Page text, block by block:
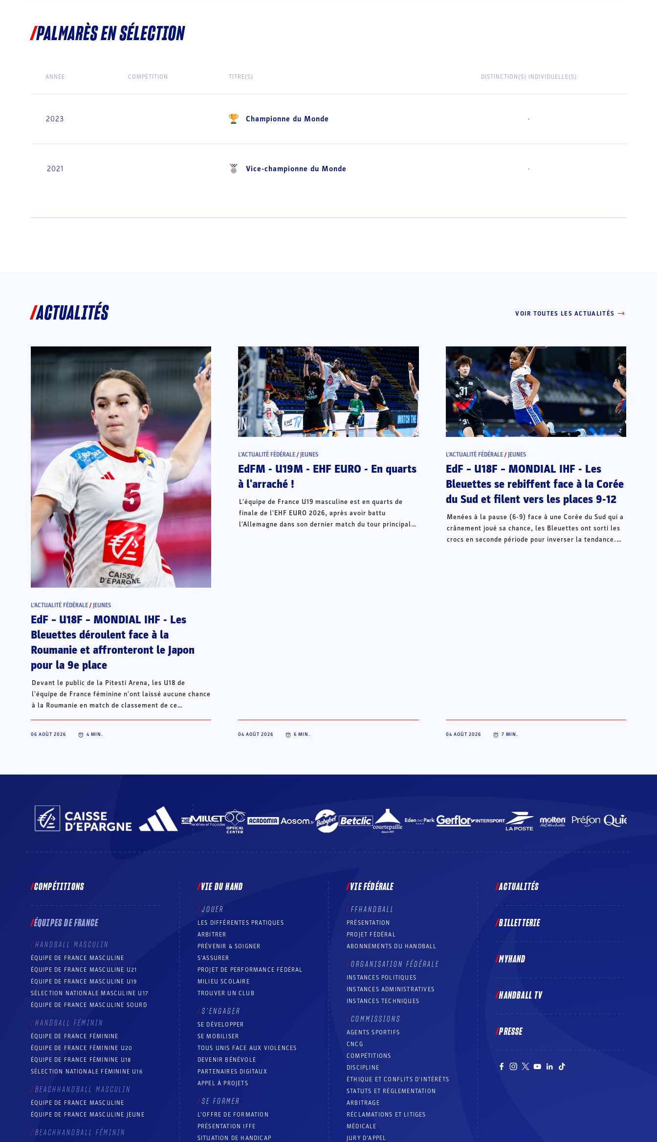
PALMARÈS EN SÉLECTION
ANNÉE COMPÉTITION TITRE(S) DISTINCTION(S) INDIVIDUELLE(S)
2023 Championne du Monde -
2021 Vice-championne du Monde -
ACTUALITÉS VOIR TOUTES LES ACTUALITÉS
L’ACTUALITÉ FÉDÉRALE / JEUNES
EdF – U18F – MONDIAL IHF - Les
Bleuettes déroulent face à la
Roumanie et affronteront le Japon
pour la 9e place
Devant le public de la Pitesti Arena, les U18 de
l'équipe de France féminine n'ont laissé aucune chance
à la Roumanie en match de classement de ce
et défiera le Japon ce vendredi (13h en direct sur
06 AOÛT 2026 4 MIN.
L’ACTUALITÉ FÉDÉRALE / JEUNES
EdFM - U19M - EHF EURO - En quarts
à l'arraché !
L'équipe de France U19 masculine est en quarts de
finale de l'EHF EURO 2026, après avoir battu
l'Allemagne dans son dernier match du tour principal
04 AOÛT 2026 6 MIN.
L’ACTUALITÉ FÉDÉRALE / JEUNES
EdF – U18F – MONDIAL IHF - Les
Bleuettes se rebiffent face à la Corée
du Sud et filent vers les places 9-12
Menées à la pause (6-9) face à une Corée du Sud qui a
crânement joué sa chance, les Bleuettes ont sorti les
crocs en seconde période pour inverser la tendance.
04 AOÛT 2026 7 MIN.
COMPÉTITIONS
ÉQUIPES DE FRANCE
HANDBALL MASCULIN
ÉQUIPE DE FRANCE MASCULINE
ÉQUIPE DE FRANCE MASCULINE U21
ÉQUIPE DE FRANCE MASCULINE U19
SÉLECTION NATIONALE MASCULINE U17
ÉQUIPE DE FRANCE MASCULINE SOURD
HANDBALL FÉMININ
ÉQUIPE DE FRANCE FÉMININE
ÉQUIPE DE FRANCE FÉMININE U20
ÉQUIPE DE FRANCE FÉMININE U18
SÉLECTION NATIONALE FÉMININE U16
BEACHHANDBALL MASCULIN
ÉQUIPE DE FRANCE MASCULINE
ÉQUIPE DE FRANCE MASCULINE JEUNE
BEACHHANDBALL FÉMININ
VIE DU HAND
JOUER
LES DIFFÉRENTES PRATIQUES
ARBITRER
PRÉVENIR & SOIGNER
S’ASSURER
PROJET DE PERFORMANCE FÉDÉRAL
MILIEU SCOLAIRE
TROUVER UN CLUB
S’ENGAGER
SE DÉVELOPPER
SE MOBILISER
TOUS UNIS FACE AUX VIOLENCES
DEVENIR BÉNÉVOLE
PARTENAIRES DIGITAUX
APPEL À PROJETS
SE FORMER
L’OFFRE DE FORMATION
PRÉSENTATION IFFE
SITUATION DE HANDICAP
VIE FÉDÉRALE
FFHANDBALL
PRÉSENTATION
PROJET FÉDÉRAL
ABONNEMENTS DU HANDBALL
ORGANISATION FÉDÉRALE
INSTANCES POLITIQUES
INSTANCES ADMINISTRATIVES
INSTANCES TECHNIQUES
COMMISSIONS
AGENTS SPORTIFS
CNCG
COMPÉTITIONS
DISCIPLINE
ÉTHIQUE ET CONFLITS D'INTÉRÊTS
STATUTS ET RÉGLEMENTATION
ARBITRAGE
RÉCLAMATIONS ET LITIGES
MÉDICALE
JURY D’APPEL
ACTUALITÉS
BILLETTERIE
MYHAND
HANDBALL TV
PRESSE